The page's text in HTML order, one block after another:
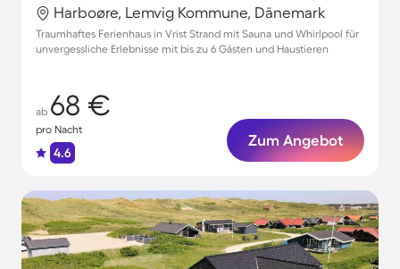
Harboøre, Lemvig Kommune, Dänemark
Traumhaftes Ferienhaus in Vrist Strand mit Sauna und Whirlpool für
unvergessliche Erlebnisse mit bis zu 6 Gästen und Haustieren
ab 68 €
pro Nacht
4.6
Zum Angebot